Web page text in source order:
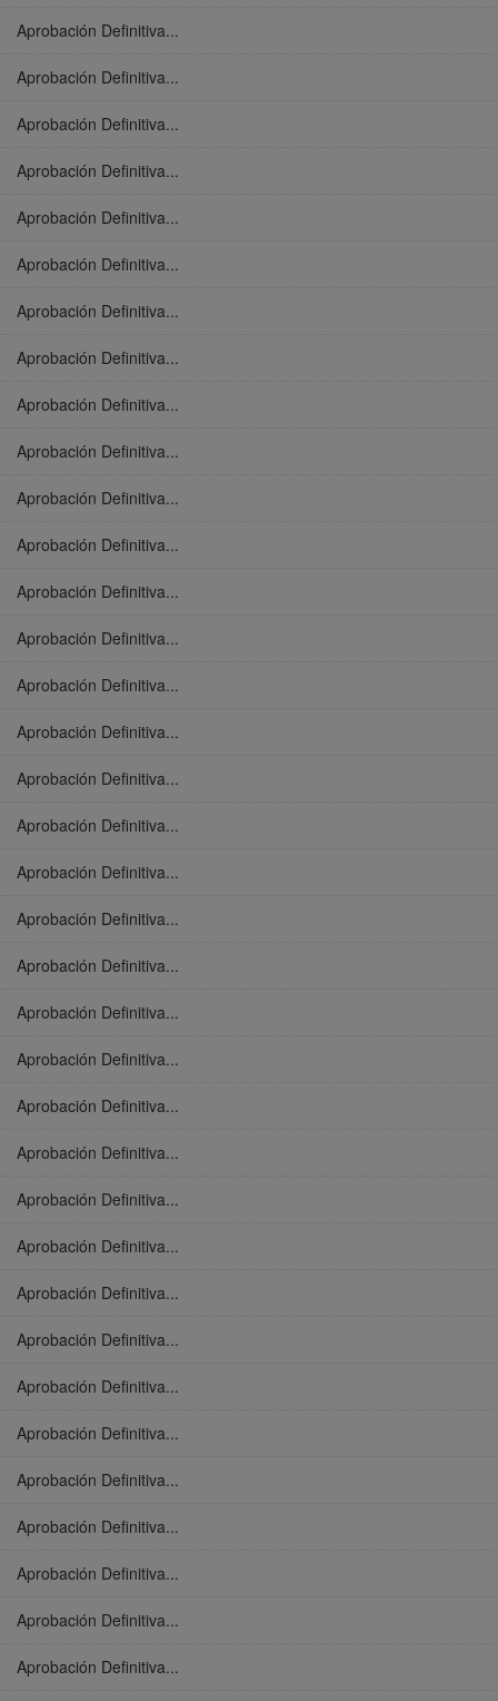
Aprobación Definitiva...
Aprobación Definitiva...
Aprobación Definitiva...
Aprobación Definitiva...
Aprobación Definitiva...
Aprobación Definitiva...
Aprobación Definitiva...
Aprobación Definitiva...
Aprobación Definitiva...
Aprobación Definitiva...
Aprobación Definitiva...
Aprobación Definitiva...
Aprobación Definitiva...
Aprobación Definitiva...
Aprobación Definitiva...
Aprobación Definitiva...
Aprobación Definitiva...
Aprobación Definitiva...
Aprobación Definitiva...
Aprobación Definitiva...
Aprobación Definitiva...
Aprobación Definitiva...
Aprobación Definitiva...
Aprobación Definitiva...
Aprobación Definitiva...
Aprobación Definitiva...
Aprobación Definitiva...
Aprobación Definitiva...
Aprobación Definitiva...
Aprobación Definitiva...
Aprobación Definitiva...
Aprobación Definitiva...
Aprobación Definitiva...
Aprobación Definitiva...
Aprobación Definitiva...
Aprobación Definitiva...